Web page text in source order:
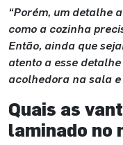
“Porém, um detalhe
como a cozinha
Então, ainda que
atento a esse
acolhedora na sala
Quais as
laminado no